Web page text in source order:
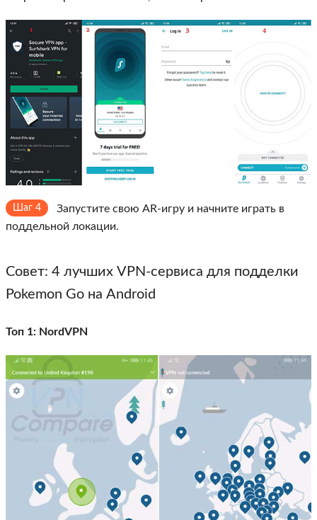
Шаг 4
Запустите свою AR-игру и начните играть в
поддельной локации.
Совет: 4 лучших VPN-сервиса для подделки
Pokemon Go на Android
Топ 1: NordVPN